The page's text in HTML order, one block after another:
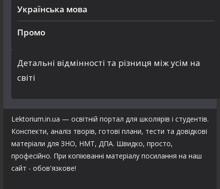
Українська мова
Промо
Детальні відмінності та різниця між усім на
світі
Lektorium.in.ua — освітній портал для школярів і студентів.
Конспекти, аналіз творів, готові плани, тести та довідкові
матеріали для ЗНО, НМТ, ДПА. Швидко, просто,
професійно. При копіюванні матеріалу посилання на наш
сайт - обов'язкове!